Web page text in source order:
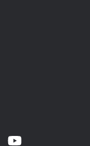
YouTube